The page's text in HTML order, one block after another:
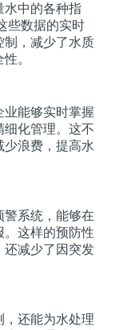
水中的各种指
些数据的实时
制，减少了水质
。
业能够实时掌握
细化管理。这不
少浪费，提高水
警系统，能够在
。这样的预防性
还减少了因突发
，还能为水处理